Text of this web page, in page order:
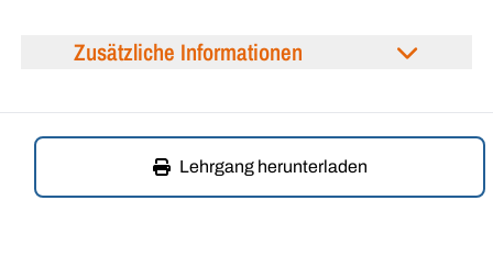
Zusätzliche Informationen
Lehrgang herunterladen